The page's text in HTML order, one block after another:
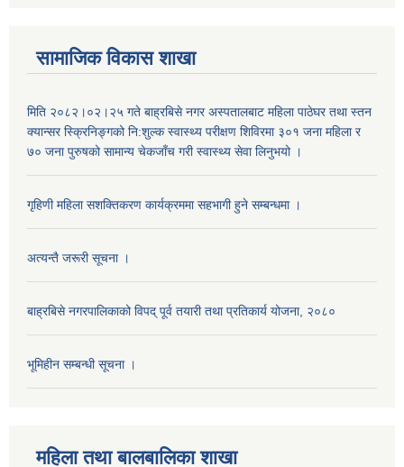
सामाजिक विकास शाखा
मिति २०८२।०२।२५ गते बाह्रबिसे नगर अस्पतालबाट महिला पाठेघर तथा स्तन
क्यान्सर स्क्रिनिङ्गको नि:शुल्क स्वास्थ्य परीक्षण शिविरमा ३०१ जना महिला र
७० जना पुरुषको सामान्य चेकजाँच गरी स्वास्थ्य सेवा लिनुभयो ।
गृहिणी महिला सशक्तिकरण कार्यक्रममा सहभागी हुने सम्बन्धमा ।
अत्यन्तै जरूरी सूचना ।
बाह्रबिसे नगरपालिकाको विपद् पूर्व तयारी तथा प्रतिकार्य योजना, २०८०
भूमिहीन सम्बन्धी सूचना ।
महिला तथा बालबालिका शाखा